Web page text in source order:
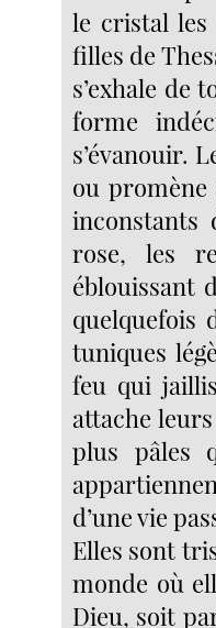
le cristal les
filles de
s’exhale de
forme
s’évanouir.
ou
inconstants
rose, les
éblouissant
quelquefois
tuniques
feu qui
attache
plus pâles
d’une vie
Elles sont
monde où
Dieu, soit